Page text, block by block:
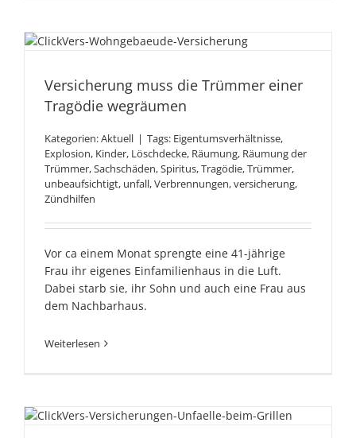
Versicherung muss die
wegräumen
Versicherung muss die Trümmer einer
Tragödie wegräumen
Kategorien:Aktuell | Tags: Eigentumsverhältnisse,
Explosion, Kinder, Löschdecke, Räumung, Räumung der
Trümmer,Sachschäden,Spiritus,Tragödie,Trümmer,
unbeaufsichtigt, unfall,Verbrennungen,versicherung,
Zündhilfen
Vor ca einem Monat sprengte eine 41-jährige
Frau ihr eigenes Einfamilienhaus in die Luft.
Dabei starb sie, ihr Sohn und auch eine Frau aus
dem Nachbarhaus.
Weiterlesen